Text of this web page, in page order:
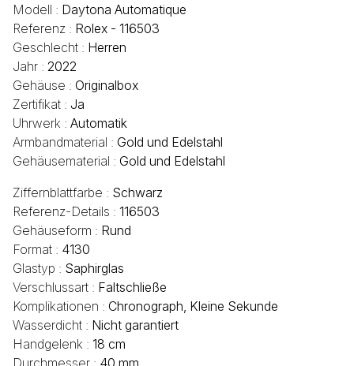
Modell : Daytona Automatique
Referenz : Rolex - 116503
Geschlecht : Herren
Jahr : 2022
Gehäuse : Originalbox
Zertifikat : Ja
Uhrwerk : Automatik
Armbandmaterial : Gold und Edelstahl
Gehäusematerial : Gold und Edelstahl
Ziffernblattfarbe : Schwarz
Referenz-Details : 116503
Gehäuseform : Rund
Format : 4130
Glastyp : Saphirglas
Verschlussart : Faltschließe
Komplikationen : Chronograph, Kleine Sekunde
Wasserdicht : Nicht garantiert
Handgelenk : 18 cm